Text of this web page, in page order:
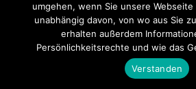
umgehen, wenn Sie unsere
unabhängig davon, von wo aus Sie
erhalten außerdem
Persönlichkeitsrechte und wie das
Verstanden